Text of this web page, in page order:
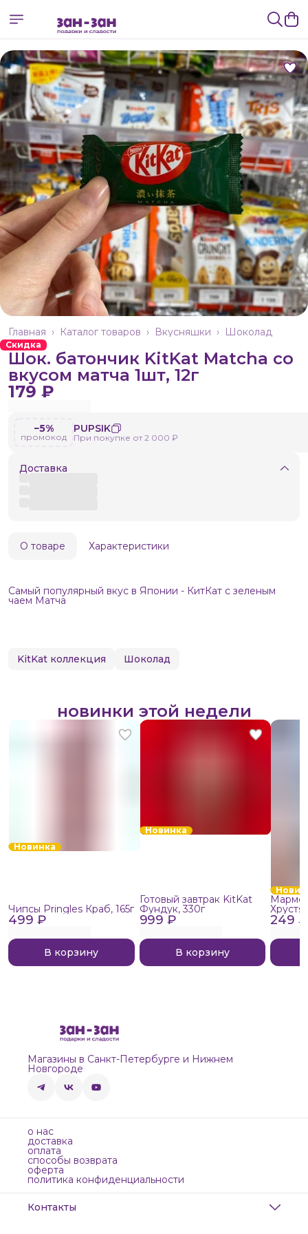
Шоколад
Вкусняшки ›
Каталог товаров ›
Главная ›
Скидка
Шок. батончик KitKat Matcha со
вкусом матча 1шт, 12г
179 ₽
−5%
промокод
PUPSIK
При покупке от 2 000 ₽
Доставка
О товаре Характеристики
Самый популярный вкус в Японии - КитКат с зеленым
чаем Матча
KitKat коллекция Шоколад
новинки этой недели
Новинка
499 ₽
Чипсы Pringles Краб, 165г
В корзину
Новинка
999 ₽
Готовый завтрак KitKat
Фундук, 330г
В корзину
249 ₽
Магазины в Санкт-Петербурге и Нижнем
Новгороде
о нас
доставка
оплата
способы возврата
оферта
политика конфиденциальности
Контакты